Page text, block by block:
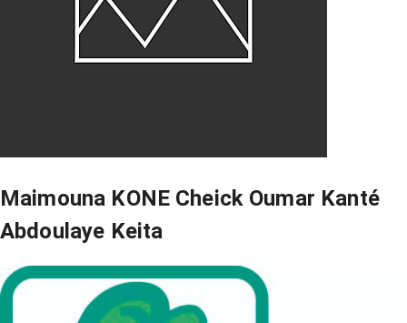
Maimouna KONE Cheick Oumar Kanté
Abdoulaye Keita